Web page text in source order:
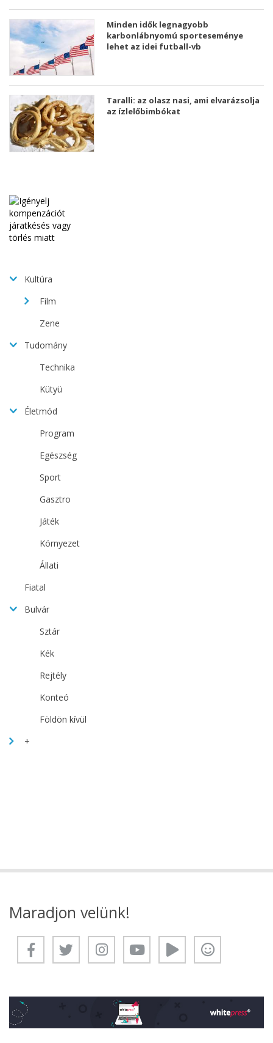
Minden idők legnagyobb
karbonlábnyomú sporteseménye
lehet az idei futball-vb
Taralli: az olasz nasi, ami elvarázsolja
az ízlelőbimbókat
Kultúra
Film
Zene
Tudomány
Technika
Kütyü
Életmód
Program
Egészség
Sport
Gasztro
Játék
Környezet
Állati
Fiatal
Bulvár
Sztár
Kék
Rejtély
Konteó
Földön kívül
+
Maradjon velünk!